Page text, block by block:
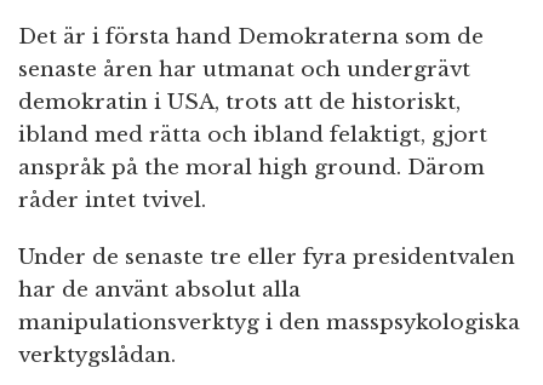
Det är i första hand Demokraterna som de
senaste åren har utmanat och undergrävt
demokratin i USA, trots att de historiskt,
ibland med rätta och ibland felaktigt, gjort
anspråk på the moral high ground. Därom
råder intet tvivel.
Under de senaste tre eller fyra presidentvalen
har de använt absolut alla
manipulationsverktyg i den masspsykologiska
verktygslådan.